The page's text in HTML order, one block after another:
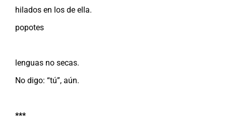
hilados en los de ella.
popotes
lenguas no secas.
No digo: “tú”, aún.
***